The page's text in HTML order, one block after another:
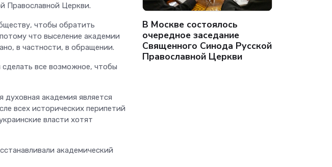
Православной Церкви.
чтобы обратить
что выселение академии
в частности, в обращении.
все возможное, чтобы
академия является
всех исторических перипетий
власти хотят
академический
В Москве состоялось
очередное заседание
Священного Синода Русской
Православной Церкви